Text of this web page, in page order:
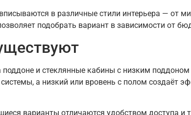
в различные стили интерьера — от
подобрать вариант в зависимости от
и стеклянные кабины с низким
а низкий или вровень с полом создаёт
варианты отличаются удобством доступа и